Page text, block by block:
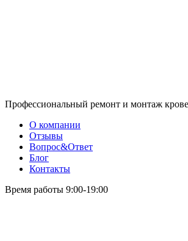
Профессиональный ремонт и монтаж
О компании
Отзывы
Вопрос&Ответ
Блог
Контакты
Время работы 9:00-19:00